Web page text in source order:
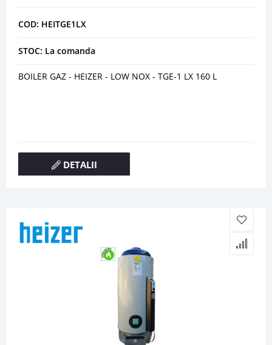
COD: HEITGE1LX
STOC: La comanda
BOILER GAZ - HEIZER - LOW NOX - TGE-1 LX 160 L
DETALII